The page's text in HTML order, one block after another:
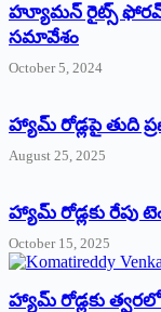
హ్యూమన్‌ రైట్స్‌
సమావేశం
October 5, 2024
హ్యామ్‌ రోడ్లపై తుది
August 25, 2025
హ్యామ్‌ రోడ్లకు రేపు
October 15, 2025
హ్యామ్‌ రోడ్లకు త్వరలో